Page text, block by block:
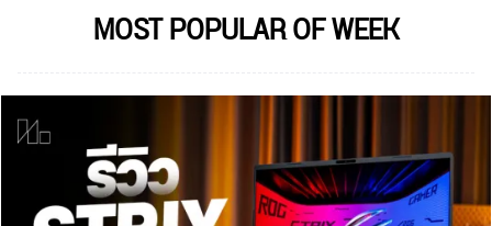
MOST POPULAR OF WEEK